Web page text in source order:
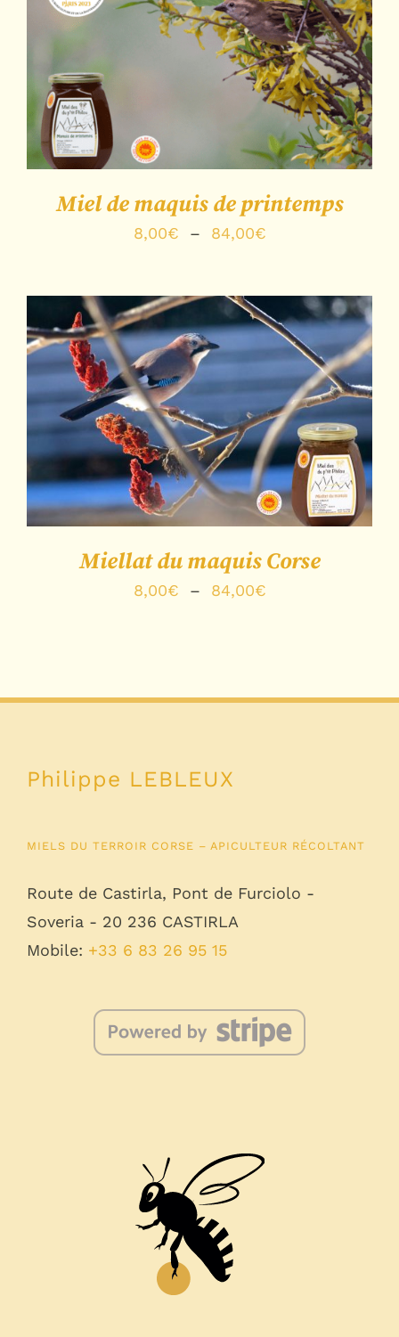
93,00€
5.00sur
CHOIX DES OPTIONS
/
DÉTAILS
Miel de maquis de printemps
8,00€ – 84,00€Plage
8,00€
à
84,00€
Note5.00sur
5
CHOIX DES OPTIONS
/
DÉTAILS
Miellat du maquis Corse
8,00€ – 84,00€Plage
à
Philippe LEBLEUX
MIELS DU TERROIR CORSE – APICULTEUR RÉCOLTANT
Route de Castirla, Pont de Furciolo -
Soveria - 20 236 CASTIRLA
Mobile: +33 6 83 26 95 15